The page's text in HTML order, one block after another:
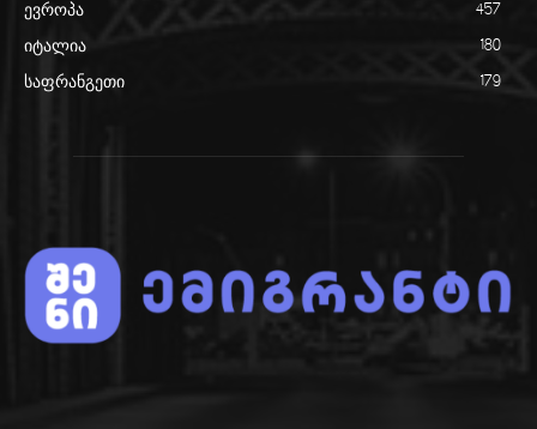
ევროპა 457
იტალია 180
საფრანგეთი 179